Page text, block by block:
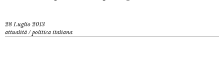
28 Luglio 2013
attualità /politica italiana